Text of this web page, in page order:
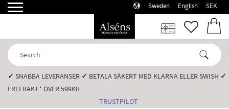
Sweden English SEK
✓ SNABBA LEVERANSER️ ✓ BETALA SÄKERT MED KLARNA ELLER SWISH️ ✓
FRI FRAKT* ÖVER 599KR️
TRUSTPILOT